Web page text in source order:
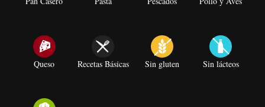
Queso Recetas Básicas Sin gluten Sin lácteos